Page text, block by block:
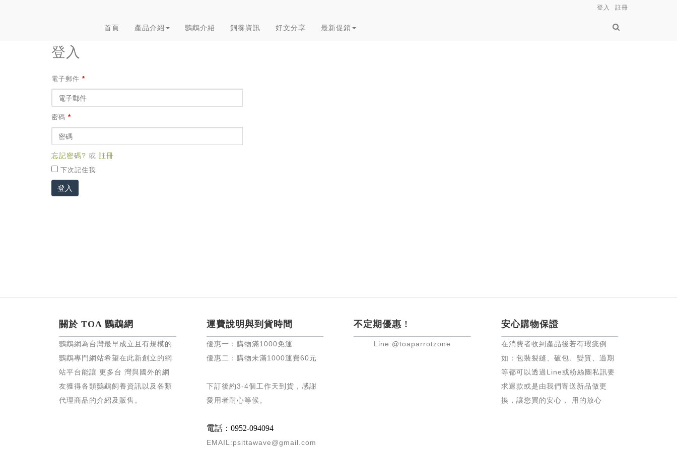
登入 註冊
首頁 產品介紹 鸚鵡介紹 飼養資訊 好文分享 最新促銷
登入
電子郵件 *
密碼 *
忘記密碼? 或 註冊
下次記住我
登入
關於 TOA 鸚鵡網
鸚鵡網為台灣最早成立且有規模的
鸚鵡專門網站希望在此新創立的網
站平台能讓 更多台 灣與國外的網
友獲得各類鸚鵡飼養資訊以及各類
代理商品的介紹及販售。
運費說明與到貨時間
優惠一：購物滿1000免運
優惠二：購物未滿1000運費60元
下訂後約3-4個工作天到貨，感謝
愛用者耐心等候 。
電話：0952-094094
EMAIL:psittawave@gmail.com
不定期優惠 !
Line:@toaparrotzone
安心購物保證
在消費者收到產品後若有瑕疵例
如：包裝裂縫、破包、變質、過期
等都可以透過Line或紛絲團私訊要
求退款或是由我們寄送新品做更
換，讓您買的安心， 用的放心